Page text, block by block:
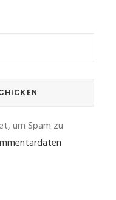
um Spam zu